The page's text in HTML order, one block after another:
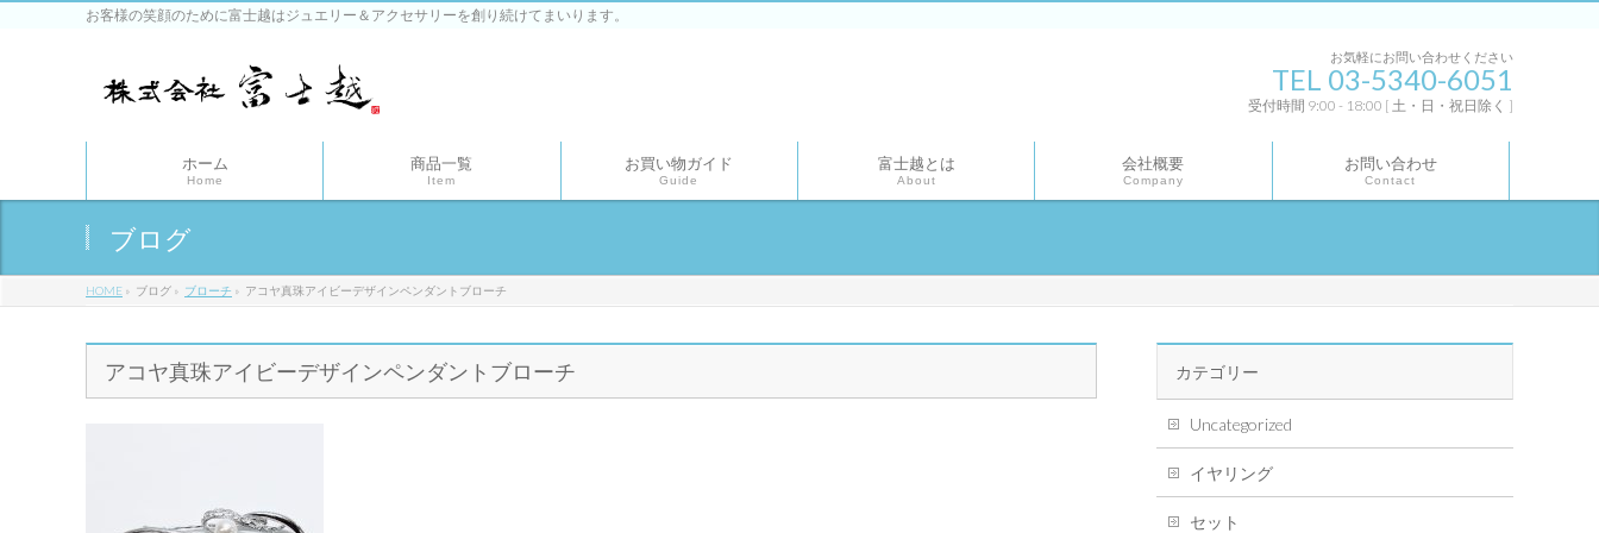
お客様の笑顔のために富士越はジュエリー＆アクセサリーを創り続けてまいります。
お気軽にお問い合わせください
TEL 03-5340-6051
受付時間 9:00 - 18:00 [ 土・日・祝日除く ]
ホーム
Home
商品一覧
Item
お買い物ガイド
Guide
富士越とは
About
会社概要
Company
お問い合わせ
Contact
ブログ
HOME » ブログ » ブローチ » アコヤ真珠アイビーデザインペンダントブローチ
アコヤ真珠アイビーデザインペンダントブローチ カテゴリー
Uncategorized
イヤリング
セット